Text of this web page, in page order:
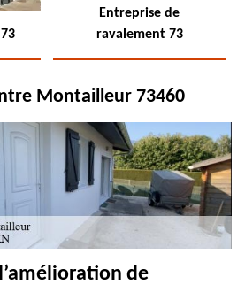
Entreprise de
ravalement 73
Montailleur 73460
de